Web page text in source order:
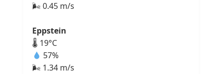
🌬 0.45 m/s
Eppstein
🌡 19°C
57%
🌬 1.34 m/s